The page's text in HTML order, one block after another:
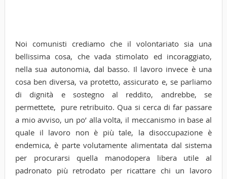
Noi comunisti crediamo che il volontariato sia una
bellissima cosa, che vada stimolato ed incoraggiato,
nella sua autonomia, dal basso. Il lavoro invece è una
cosa ben diversa, va protetto, assicurato e, se parliamo
di dignità e sostegno al reddito, andrebbe, se
permettete, pure retribuito. Qua si cerca di far passare
a mio avviso, un po’ alla volta, il meccanismo in base al
quale il lavoro non è più tale, la disoccupazione è
endemica, è parte volutamente alimentata dal sistema
per procurarsi quella manodopera libera utile al
padronato più retrodato per ricattare chi un lavoro